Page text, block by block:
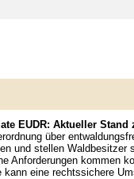
EUDR: Aktueller
über
und stellen
Anforderungen kommen
kann eine rechtssichere